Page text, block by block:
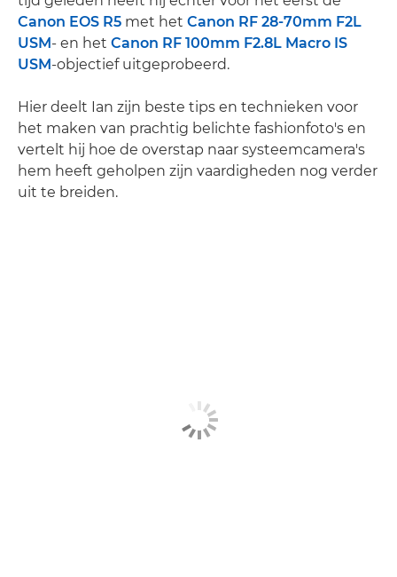
Canon EOS R5 met het Canon RF 28-70mm F2L
USM- en het Canon RF 100mm F2.8L Macro IS
USM-objectief uitgeprobeerd.
Hier deelt Ian zijn beste tips en technieken voor
het maken van prachtig belichte fashionfoto's en
vertelt hij hoe de overstap naar systeemcamera's
hem heeft geholpen zijn vaardigheden nog verder
uit te breiden.